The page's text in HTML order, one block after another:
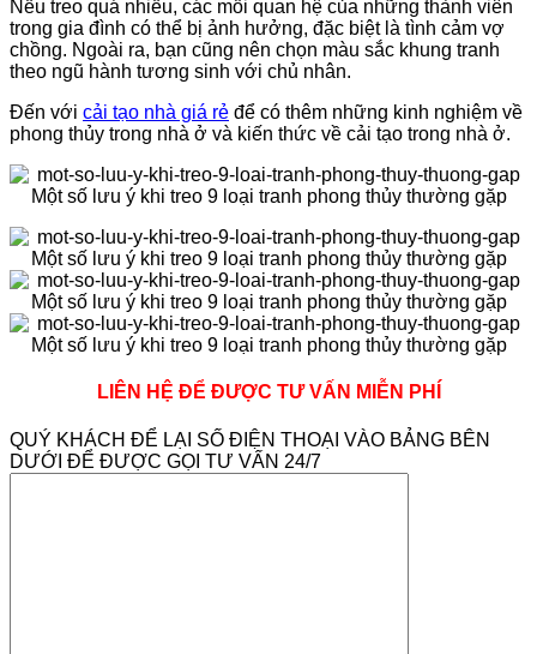
Nếu treo quá nhiều, các mối quan hệ của những thành viên
trong gia đình có thể bị ảnh hưởng, đặc biệt là tình cảm vợ
chồng. Ngoài ra, bạn cũng nên chọn màu sắc khung tranh
theo ngũ hành tương sinh với chủ nhân.
Đến với cải tạo nhà giá rẻ để có thêm những kinh nghiệm về
phong thủy trong nhà ở và kiến thức về cải tạo trong nhà ở.
LIÊN HỆ ĐỂ ĐƯỢC TƯ VẤN MIỄN PHÍ
QUÝ KHÁCH ĐỂ LẠI SỐ ĐIỆN THOẠI VÀO BẢNG BÊN
DƯỚI ĐỂ ĐƯỢC GỌI TƯ VẤN 24/7